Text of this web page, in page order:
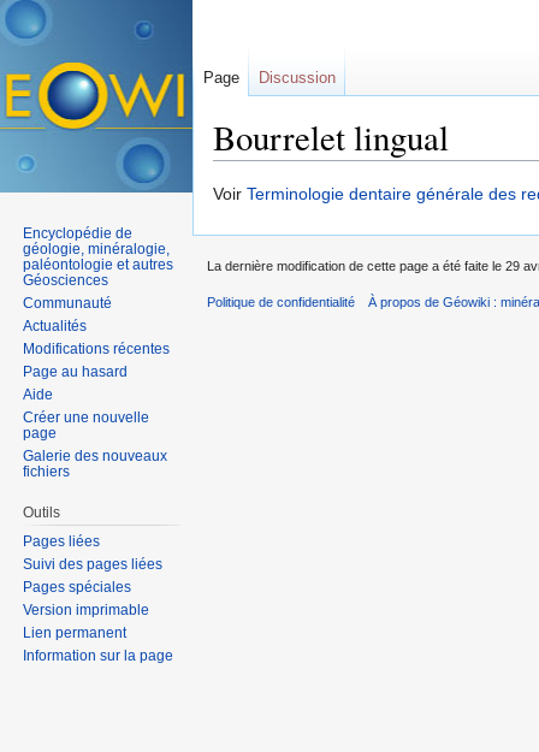
Bourrelet lingual
Voir Terminologie dentaire générale des
Page Discussion
Encyclopédie de
géologie, minéralogie,
paléontologie et autres
Géosciences
Communauté
Actualités
Modifications récentes
Page au hasard
Aide
Créer une nouvelle
page
Galerie des nouveaux
fichiers
Outils
Pages liées
Suivi des pages liées
Pages spéciales
Version imprimable
Lien permanent
Information sur la page
La dernière modification de cette page a été faite le 29
Politique de confidentialité À propos de Géowiki :